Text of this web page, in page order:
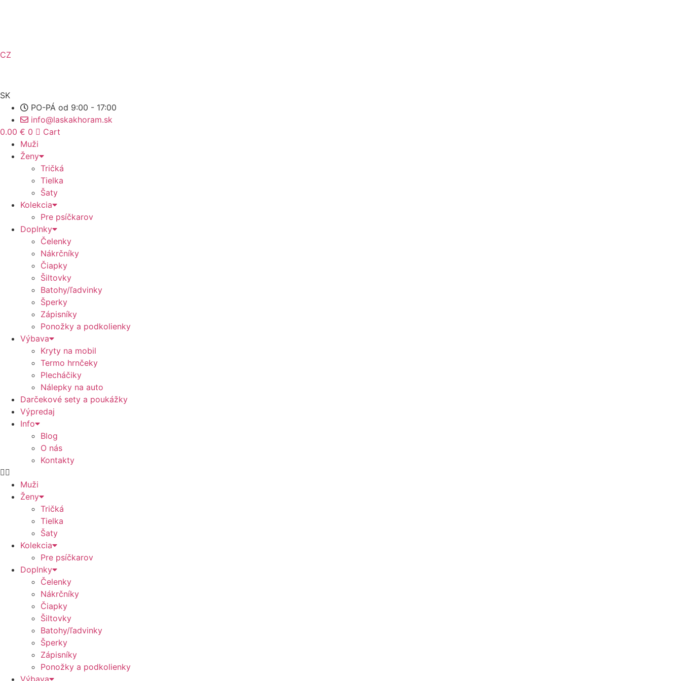
CZ
SK
PO-PÁ od 9:00 - 17:00
info@laskakhoram.sk
0.00 € 0
Cart
Muži
Ženy
Tričká
Tielka
Šaty
Kolekcia
Pre psíčkarov
Doplnky
Čelenky
Nákrčníky
Čiapky
Šiltovky
Batohy/ľadvinky
Šperky
Zápisníky
Ponožky a podkolienky
Výbava
Kryty na mobil
Termo hrnčeky
Plecháčiky
Nálepky na auto
Darčekové sety a poukážky
Výpredaj
Info
Blog
O nás
Kontakty
Muži
Ženy
Tričká
Tielka
Šaty
Kolekcia
Pre psíčkarov
Doplnky
Čelenky
Nákrčníky
Čiapky
Šiltovky
Batohy/ľadvinky
Šperky
Zápisníky
Ponožky a podkolienky
Výbava